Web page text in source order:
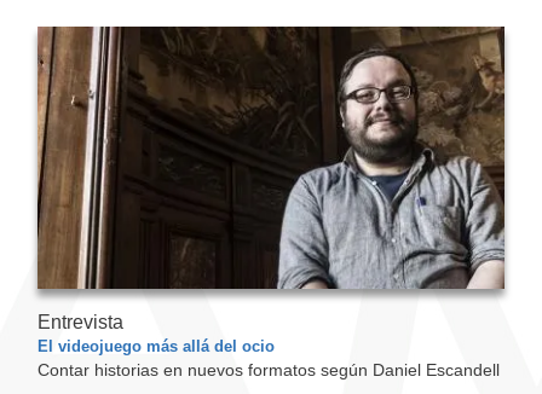
Entrevista
El videojuego más allá del ocio
Contar historias en nuevos formatos según Daniel Escandell